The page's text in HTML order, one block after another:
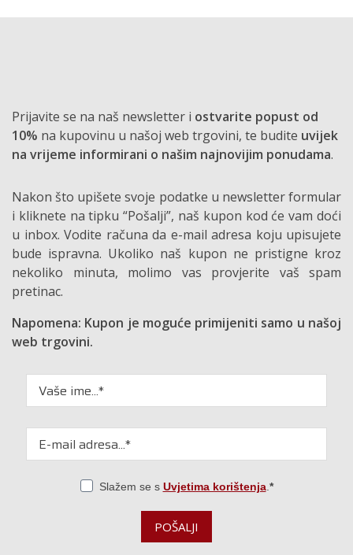
Prijavite se na naš newsletter i ostvarite popust od
10% na kupovinu u našoj web trgovini, te budite uvijek
na vrijeme informirani o našim najnovijim ponudama.
Nakon što upišete svoje podatke u newsletter formular
i kliknete na tipku “Pošalji”, naš kupon kod će vam doći
u inbox. Vodite računa da e-mail adresa koju upisujete
bude ispravna. Ukoliko naš kupon ne pristigne kroz
nekoliko minuta, molimo vas provjerite vaš spam
pretinac.
Napomena: Kupon je moguće primijeniti samo u našoj
web trgovini.
Slažem se s Uvjetima korištenja.
POŠALJI